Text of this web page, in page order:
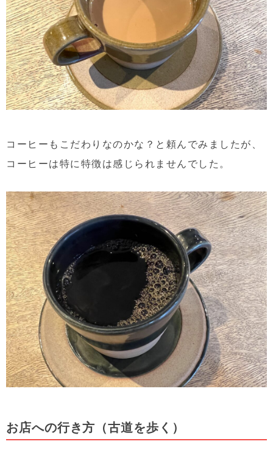
コーヒーもこだわりなのかな？と頼んでみましたが、
コーヒーは特に特徴は感じられませんでした。
お店への行き方（古道を歩く）